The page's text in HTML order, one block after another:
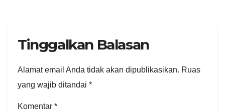
Tinggalkan Balasan
Alamat email Anda tidak akan dipublikasikan. Ruas
yang wajib ditandai *
Komentar *